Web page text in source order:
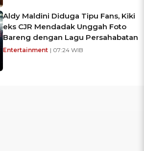
Aldy Maldini Diduga Tipu Fans, Kiki
eks CJR Mendadak Unggah Foto
Bareng dengan Lagu Persahabatan
Entertainment | 07:24 WIB